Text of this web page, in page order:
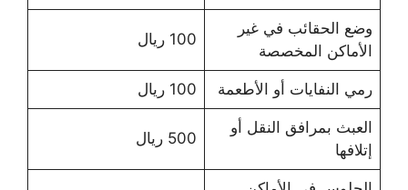
وضع الحقائب في غير
الأماكن المخصصة
100 ريال
رمي النفايات أو الأطعمة 100 ريال
العبث بمرافق النقل أو
إتلافها
500 ريال